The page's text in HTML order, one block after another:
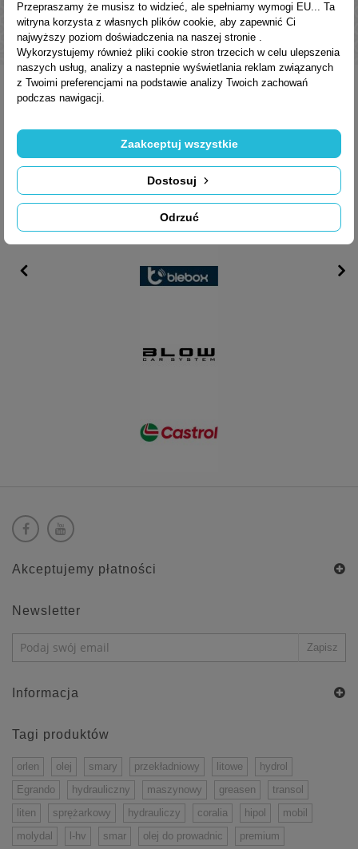
Pokazuje 1 - 1 z 1 pozycji
Akceptujemy płatności
Newsletter
Informacja
Tagi produktów
orlen olej smary przekładniowy litowe
hydrol
Egrando
hydrauliczny maszynowy greasen
transol
liten
sprężarkowy hydrauliczy coralia hipol
mobil
molydal
l-hv smar olej do prowadnic premium
Przepraszamy że musisz to widzieć, ale spełniamy wymogi EU... Ta
witryna korzysta z własnych plików cookie, aby zapewnić Ci
najwyższy poziom doświadczenia na naszej stronie .
Wykorzystujemy również pliki cookie stron trzecich w celu ulepszenia
naszych usług, analizy a nastepnie wyświetlania reklam związanych
z Twoimi preferencjami na podstawie analizy Twoich zachowań
podczas nawigacji.
Odrzuć
Dostosuj
Zaakceptuj wszystkie